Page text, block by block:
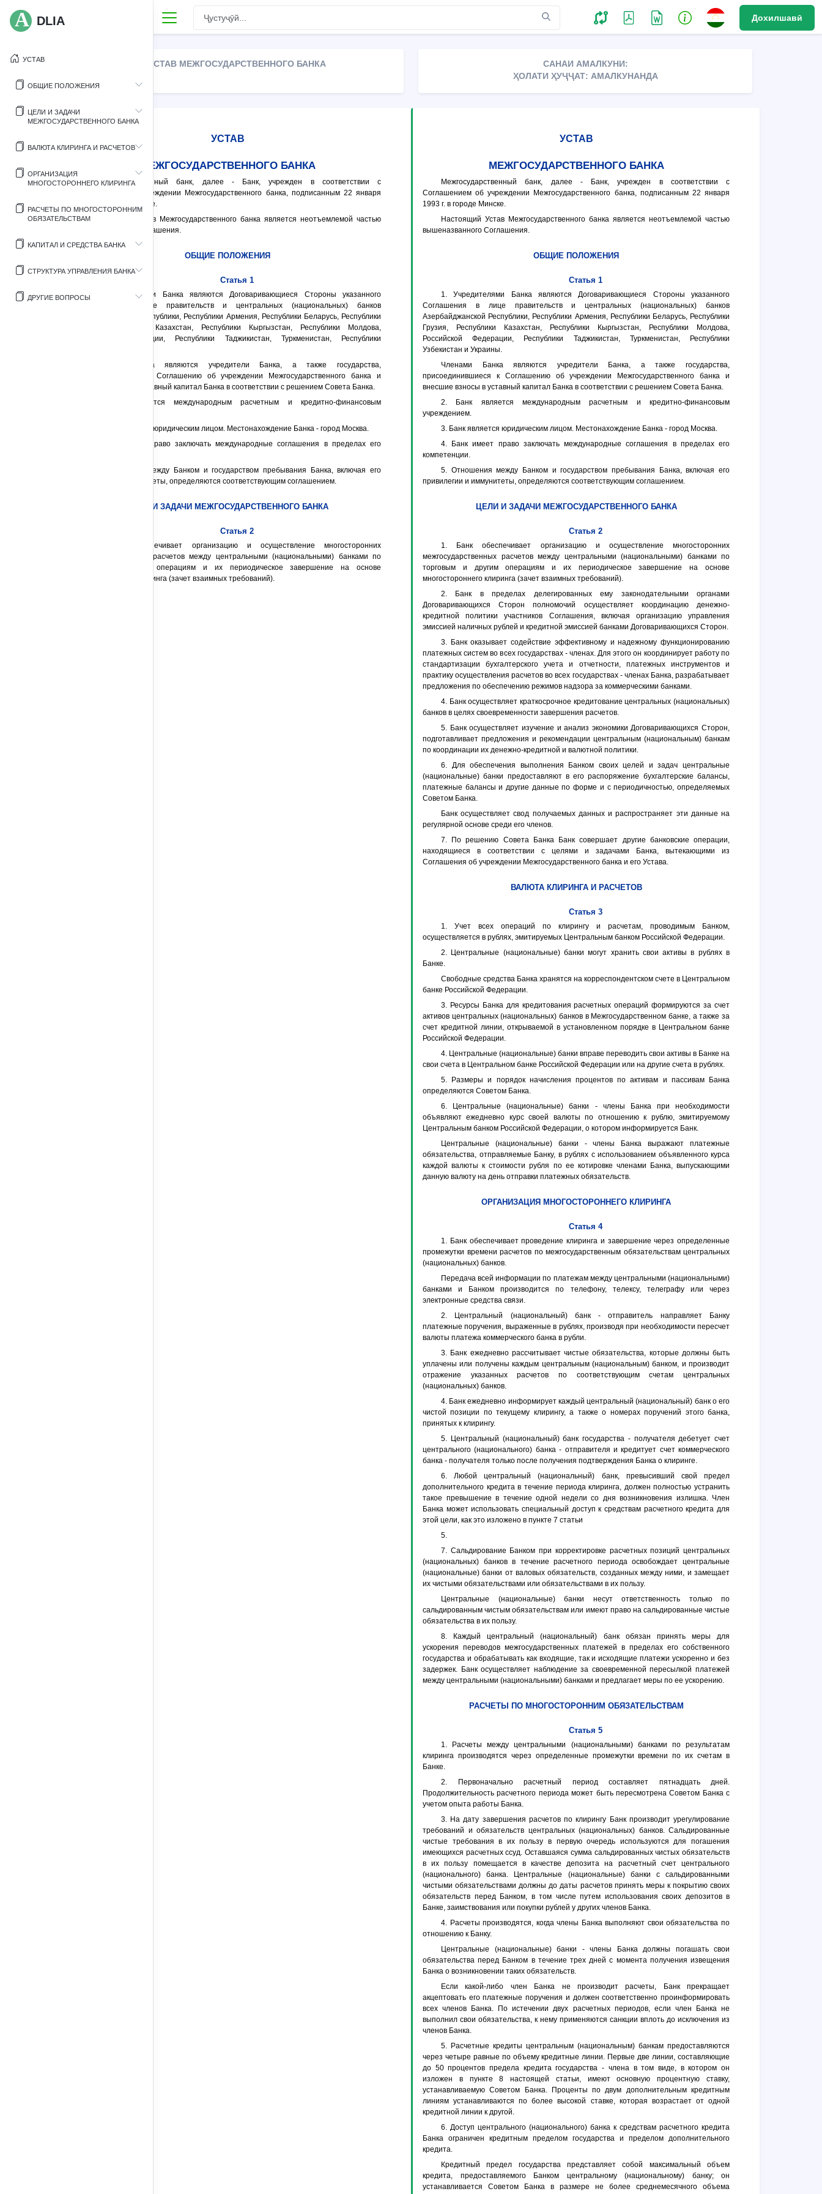
Дохилшавӣ
DLIA
УСТАВ
ОБЩИЕ ПОЛОЖЕНИЯ
ЦЕЛИ И ЗАДАЧИ
МЕЖГОСУДАРСТВЕННОГО БАНКА
ВАЛЮТА КЛИРИНГА И РАСЧЕТОВ
ОРГАНИЗАЦИЯ
МНОГОСТОРОННЕГО КЛИРИНГА
РАСЧЕТЫ ПО МНОГОСТОРОННИМ
ОБЯЗАТЕЛЬСТВАМ
КАПИТАЛ И СРЕДСТВА БАНКА
СТРУКТУРА УПРАВЛЕНИЯ БАНКА
ДРУГИЕ ВОПРОСЫ
УСТАВ МЕЖГОСУДАРСТВЕННОГО БАНКА
САНАИ АМАЛКУНИ:
ҲОЛАТИ ҲУҶҶАТ: АМАЛКУНАНДА
УСТАВ
МЕЖГОСУДАРСТВЕННОГО БАНКА
Межгосударственный банк, далее - Банк, учрежден в соответствии с
Соглашением об учреждении Межгосударственного банка, подписанным 22 января
1993 г. в городе Минске.
Настоящий Устав Межгосударственного банка является неотъемлемой частью
вышеназванного Соглашения.
ОБЩИЕ ПОЛОЖЕНИЯ
Статья 1
1. Учредителями Банка являются Договаривающиеся Стороны указанного
Соглашения в лице правительств и центральных (национальных) банков
Азербайджанской Республики, Республики Армения, Республики Беларусь, Республики
Грузия, Республики Казахстан, Республики Кыргызстан, Республики Молдова,
Российской Федерации, Республики Таджикистан, Туркменистан, Республики
Членами Банка являются учредители Банка, а также государства,
присоединившиеся к Соглашению об учреждении Межгосударственного банка и
внесшие взносы в уставный капитал Банка в соответствии с решением Совета Банка.
2. Банк является международным расчетным и кредитно-финансовым
3. Банк является юридическим лицом. Местонахождение Банка - город Москва.
4. Банк имеет право заключать международные соглашения в пределах его
5. Отношения между Банком и государством пребывания Банка, включая его
привилегии и иммунитеты, определяются соответствующим соглашением.
ЦЕЛИ И ЗАДАЧИ МЕЖГОСУДАРСТВЕННОГО БАНКА
Статья 2
1. Банк обеспечивает организацию и осуществление многосторонних
межгосударственных расчетов между центральными (национальными) банками по
торговым и другим операциям и их периодическое завершение на основе
многостороннего клиринга (зачет взаимных требований).
УСТАВ
МЕЖГОСУДАРСТВЕННОГО БАНКА
Межгосударственный банк, далее - Банк, учрежден в соответствии с
Соглашением об учреждении Межгосударственного банка, подписанным 22 января
1993 г. в городе Минске.
Настоящий Устав Межгосударственного банка является неотъемлемой частью
вышеназванного Соглашения.
ОБЩИЕ ПОЛОЖЕНИЯ
Статья 1
1. Учредителями Банка являются Договаривающиеся Стороны указанного
Соглашения в лице правительств и центральных (национальных) банков
Азербайджанской Республики, Республики Армения, Республики Беларусь, Республики
Грузия, Республики Казахстан, Республики Кыргызстан, Республики Молдова,
Российской Федерации, Республики Таджикистан, Туркменистан, Республики
Узбекистан и Украины.
Членами Банка являются учредители Банка, а также государства,
присоединившиеся к Соглашению об учреждении Межгосударственного банка и
внесшие взносы в уставный капитал Банка в соответствии с решением Совета Банка.
2. Банк является международным расчетным и кредитно-финансовым
учреждением.
3. Банк является юридическим лицом. Местонахождение Банка - город Москва.
4. Банк имеет право заключать международные соглашения в пределах его
компетенции.
5. Отношения между Банком и государством пребывания Банка, включая его
привилегии и иммунитеты, определяются соответствующим соглашением.
ЦЕЛИ И ЗАДАЧИ МЕЖГОСУДАРСТВЕННОГО БАНКА
Статья 2
1. Банк обеспечивает организацию и осуществление многосторонних
межгосударственных расчетов между центральными (национальными) банками по
торговым и другим операциям и их периодическое завершение на основе
многостороннего клиринга (зачет взаимных требований).
2. Банк в пределах делегированных ему законодательными органами
Договаривающихся Сторон полномочий осуществляет координацию денежно-
кредитной политики участников Соглашения, включая организацию управления
эмиссией наличных рублей и кредитной эмиссией банками Договаривающихся Сторон.
3. Банк оказывает содействие эффективному и надежному функционированию
платежных систем во всех государствах - членах. Для этого он координирует работу по
стандартизации бухгалтерского учета и отчетности, платежных инструментов и
практику осуществления расчетов во всех государствах - членах Банка, разрабатывает
предложения по обеспечению режимов надзора за коммерческими банками.
4. Банк осуществляет краткосрочное кредитование центральных (национальных)
банков в целях своевременности завершения расчетов.
5. Банк осуществляет изучение и анализ экономики Договаривающихся Сторон,
подготавливает предложения и рекомендации центральным (национальным) банкам
по координации их денежно-кредитной и валютной политики.
6. Для обеспечения выполнения Банком своих целей и задач центральные
(национальные) банки предоставляют в его распоряжение бухгалтерские балансы,
платежные балансы и другие данные по форме и с периодичностью, определяемых
Советом Банка.
Банк осуществляет свод получаемых данных и распространяет эти данные на
регулярной основе среди его членов.
7. По решению Совета Банка Банк совершает другие банковские операции,
находящиеся в соответствии с целями и задачами Банка, вытекающими из
Соглашения об учреждении Межгосударственного банка и его Устава.
ВАЛЮТА КЛИРИНГА И РАСЧЕТОВ
Статья 3
1. Учет всех операций по клирингу и расчетам, проводимым Банком,
осуществляется в рублях, эмитируемых Центральным банком Российской Федерации.
2. Центральные (национальные) банки могут хранить свои активы в рублях в
Банке.
Свободные средства Банка хранятся на корреспондентском счете в Центральном
банке Российской Федерации.
3. Ресурсы Банка для кредитования расчетных операций формируются за счет
активов центральных (национальных) банков в Межгосударственном банке, а также за
счет кредитной линии, открываемой в установленном порядке в Центральном банке
Российской Федерации.
4. Центральные (национальные) банки вправе переводить свои активы в Банке на
свои счета в Центральном банке Российской Федерации или на другие счета в рублях.
5. Размеры и порядок начисления процентов по активам и пассивам Банка
определяются Советом Банка.
6. Центральные (национальные) банки - члены Банка при необходимости
объявляют ежедневно курс своей валюты по отношению к рублю, эмитируемому
Центральным банком Российской Федерации, о котором информируется Банк.
Центральные (национальные) банки - члены Банка выражают платежные
обязательства, отправляемые Банку, в рублях с использованием объявленного курса
каждой валюты к стоимости рубля по ее котировке членами Банка, выпускающими
данную валюту на день отправки платежных обязательств.
ОРГАНИЗАЦИЯ МНОГОСТОРОННЕГО КЛИРИНГА
Статья 4
1. Банк обеспечивает проведение клиринга и завершение через определенные
промежутки времени расчетов по межгосударственным обязательствам центральных
(национальных) банков.
Передача всей информации по платежам между центральными (национальными)
банками и Банком производится по телефону, телексу, телеграфу или через
электронные средства связи.
2. Центральный (национальный) банк - отправитель направляет Банку
платежные поручения, выраженные в рублях, производя при необходимости пересчет
валюты платежа коммерческого банка в рубли.
3. Банк ежедневно рассчитывает чистые обязательства, которые должны быть
уплачены или получены каждым центральным (национальным) банком, и производит
отражение указанных расчетов по соответствующим счетам центральных
(национальных) банков.
4. Банк ежедневно информирует каждый центральный (национальный) банк о его
чистой позиции по текущему клирингу, а также о номерах поручений этого банка,
принятых к клирингу.
5. Центральный (национальный) банк государства - получателя дебетует счет
центрального (национального) банка - отправителя и кредитует счет коммерческого
банка - получателя только после получения подтверждения Банка о клиринге.
6. Любой центральный (национальный) банк, превысивший свой предел
дополнительного кредита в течение периода клиринга, должен полностью устранить
такое превышение в течение одной недели со дня возникновения излишка. Член
Банка может использовать специальный доступ к средствам расчетного кредита для
этой цели, как это изложено в пункте 7 статьи
5.
7. Сальдирование Банком при корректировке расчетных позиций центральных
(национальных) банков в течение расчетного периода освобождает центральные
(национальные) банки от валовых обязательств, созданных между ними, и замещает
их чистыми обязательствами или обязательствами в их пользу.
Центральные (национальные) банки несут ответственность только по
сальдированным чистым обязательствам или имеют право на сальдированные чистые
обязательства в их пользу.
8. Каждый центральный (национальный) банк обязан принять меры для
ускорения переводов межгосударственных платежей в пределах его собственного
государства и обрабатывать как входящие, так и исходящие платежи ускоренно и без
задержек. Банк осуществляет наблюдение за своевременной пересылкой платежей
между центральными (национальными) банками и предлагает меры по ее ускорению.
РАСЧЕТЫ ПО МНОГОСТОРОННИМ ОБЯЗАТЕЛЬСТВАМ
Статья 5
1. Расчеты между центральными (национальными) банками по результатам
клиринга производятся через определенные промежутки времени по их счетам в
Банке.
2. Первоначально расчетный период составляет пятнадцать дней.
Продолжительность расчетного периода может быть пересмотрена Советом Банка с
учетом опыта работы Банка.
3. На дату завершения расчетов по клирингу Банк производит урегулирование
требований и обязательств центральных (национальных) банков. Сальдированные
чистые требования в их пользу в первую очередь используются для погашения
имеющихся расчетных ссуд. Оставшаяся сумма сальдированных чистых обязательств
в их пользу помещается в качестве депозита на расчетный счет центрального
(национального) банка. Центральные (национальные) банки с сальдированными
чистыми обязательствами должны до даты расчетов принять меры к покрытию своих
обязательств перед Банком, в том числе путем использования своих депозитов в
Банке, заимствования или покупки рублей у других членов Банка.
4. Расчеты производятся, когда члены Банка выполняют свои обязательства по
отношению к Банку.
Центральные (национальные) банки - члены Банка должны погашать свои
обязательства перед Банком в течение трех дней с момента получения извещения
Банка о возникновении таких обязательств.
Если какой-либо член Банка не производит расчеты, Банк прекращает
акцептовать его платежные поручения и должен соответственно проинформировать
всех членов Банка. По истечении двух расчетных периодов, если член Банка не
выполнил свои обязательства, к нему применяются санкции вплоть до исключения из
членов Банка.
5. Расчетные кредиты центральным (национальным) банкам предоставляются
через четыре равные по объему кредитные линии. Первые две линии, составляющие
до 50 процентов предела кредита государства - члена в том виде, в котором он
изложен в пункте 8 настоящей статьи, имеют основную процентную ставку,
устанавливаемую Советом Банка. Проценты по двум дополнительным кредитным
линиям устанавливаются по более высокой ставке, которая возрастает от одной
кредитной линии к другой.
6. Доступ центрального (национального) банка к средствам расчетного кредита
Банка ограничен кредитным пределом государства и пределом дополнительного
кредита.
Кредитный предел государства представляет собой максимальный объем
кредита, предоставляемого Банком центральному (национальному) банку; он
устанавливается Советом Банка в размере не более среднемесячного объема